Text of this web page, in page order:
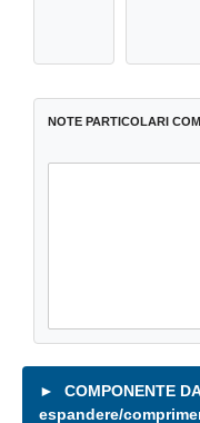
NOTE PARTICOLARI
COMPONENTE
espandere/